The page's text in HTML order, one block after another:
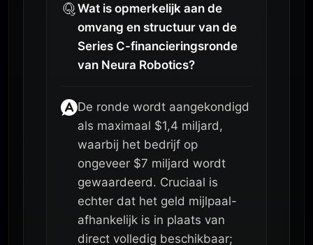
Wat is opmerkelijk aan de
omvang en structuur van de
Series C-financieringsronde
van Neura Robotics?
De ronde wordt aangekondigd
als maximaal $1,4 miljard,
waarbij het bedrijf op
ongeveer $7 miljard wordt
gewaardeerd. Cruciaal is
echter dat het geld mijlpaal-
afhankelijk is in plaats van
direct volledig beschikbaar;